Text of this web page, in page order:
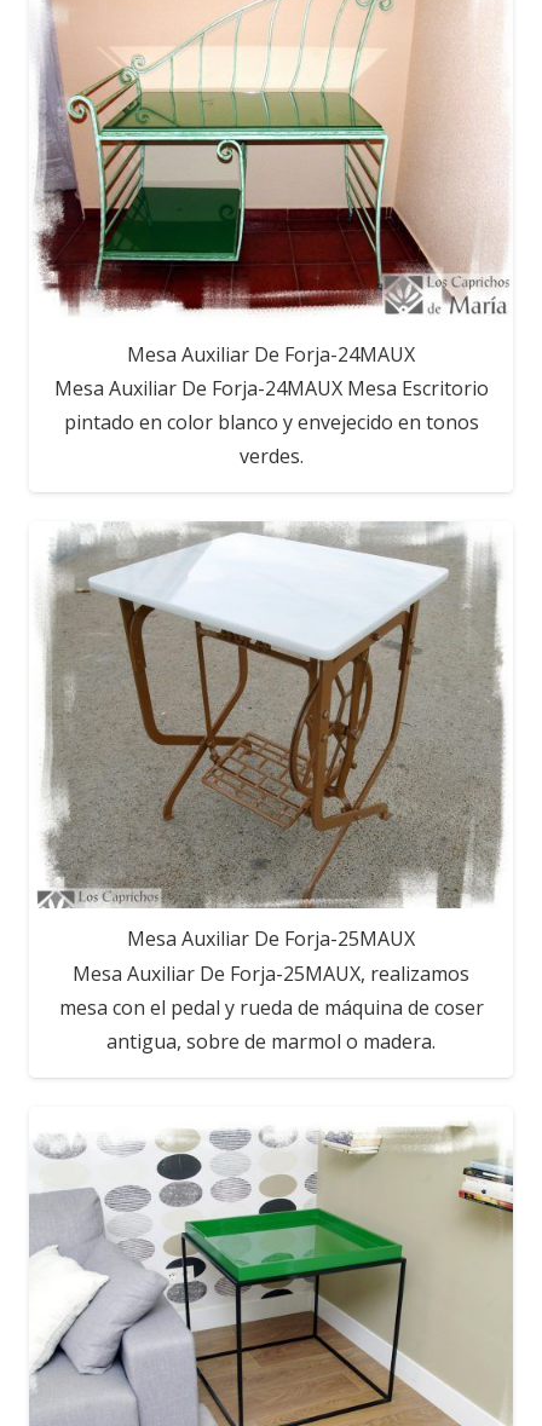
Mesa Auxiliar De Forja-24MAUX
Mesa Auxiliar De Forja-24MAUX Mesa Escritorio
pintado en color blanco y envejecido en tonos
verdes.
Mesa Auxiliar De Forja-25MAUX
Mesa Auxiliar De Forja-25MAUX, realizamos
mesa con el pedal y rueda de máquina de coser
antigua, sobre de marmol o madera.